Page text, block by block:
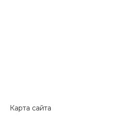
Карта сайта